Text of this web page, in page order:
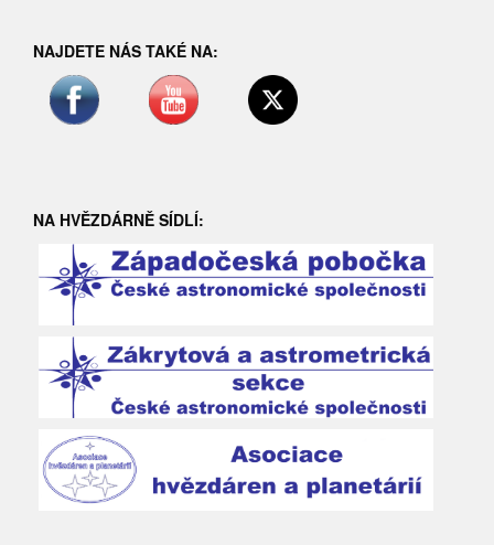
NAJDETE NÁS TAKÉ NA:
NA HVĚZDÁRNĚ SÍDLÍ: